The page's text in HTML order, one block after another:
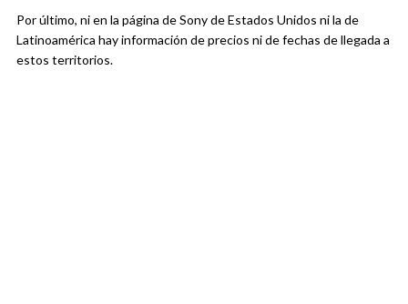
Por último, ni en la página de Sony de Estados Unidos ni la de
Latinoamérica hay información de precios ni de fechas de llegada a
estos territorios.